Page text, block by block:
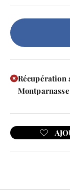
Récupération
Montparnasse